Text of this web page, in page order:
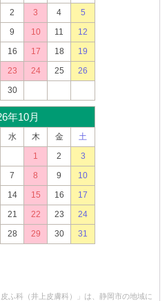
2 3 4
5
9 10 11
12
16 17 18
19
23 24 25
26
30
年10月
水 木 金
土
1
2
3
7 8 9
10
14 15 16
17
21 22 23
24
28 29 30 31
ふ科（井上皮膚科）」は、静岡市の地域に